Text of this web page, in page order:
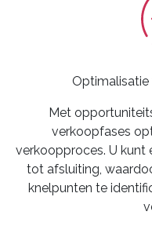
Met
verkoopfases
verkoopproces. U kunt
tot afsluiting,
knelpunten te